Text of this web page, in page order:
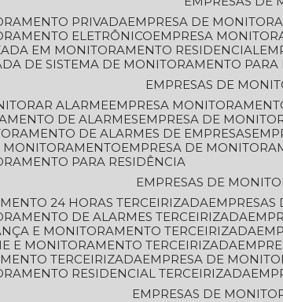
PRIVADA
EMPRESA DE
ELETRÔNICO
EMPRESA
EM MONITORAMENTO RESIDENCIAL
DE SISTEMA DE MONITORAMENTO PARA
EMPRESAS DE
ALARME
EMPRESA
DE ALARMES
EMPRESA DE
DE ALARMES DE EMPRESAS
MONITORAMENTO
EMPRESA DE
PARA RESIDÊNCIA
EMPRESAS DE
24 HORAS TERCEIRIZADA
DE ALARMES TERCEIRIZADA
E MONITORAMENTO TERCEIRIZADA
E MONITORAMENTO TERCEIRIZADA
TERCEIRIZADA
EMPRESA DE
RESIDENCIAL TERCEIRIZADA
EMPRESAS DE